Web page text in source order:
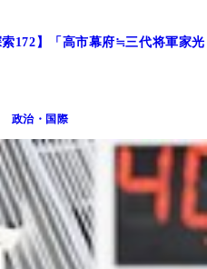
索172】「高市幕府≒三代将軍家光
政治・国際